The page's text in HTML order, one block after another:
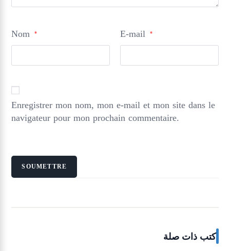
Nom * E-mail *
Enregistrer mon nom, mon e-mail et mon site dans le
navigateur pour mon prochain commentaire.
كتب ذات صلة